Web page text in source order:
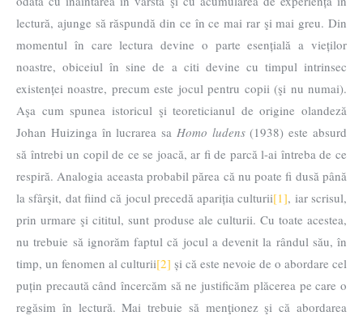
lectură, ajunge să răspundă din ce în ce mai rar şi mai greu. Din
momentul în care lectura devine o parte esențială a vieților
noastre, obiceiul în sine de a citi devine cu timpul intrinsec
existenței noastre, precum este jocul pentru copii (şi nu numai).
Aşa cum spunea istoricul şi teoreticianul de origine olandeză
Johan Huizinga în lucrarea sa Homo ludens(1938) este absurd
să întrebi un copil de ce se joacă, ar fi de parcă l-ai întreba de ce
respiră. Analogia aceasta probabil părea că nu poate fi dusă până
la sfârşit, dat fiind că jocul precedă apariția culturii[1], iar scrisul,
prin urmare şi cititul, sunt produse ale culturii. Cu toate acestea,
nu trebuie să ignorăm faptul că jocul a devenit la rândul său, în
timp, un fenomen al culturii[2] și că este nevoie de o abordare cel
puțin precaută când încercăm să ne justificăm plăcerea pe care o
regăsim în lectură. Mai trebuie să menţionez şi că abordarea